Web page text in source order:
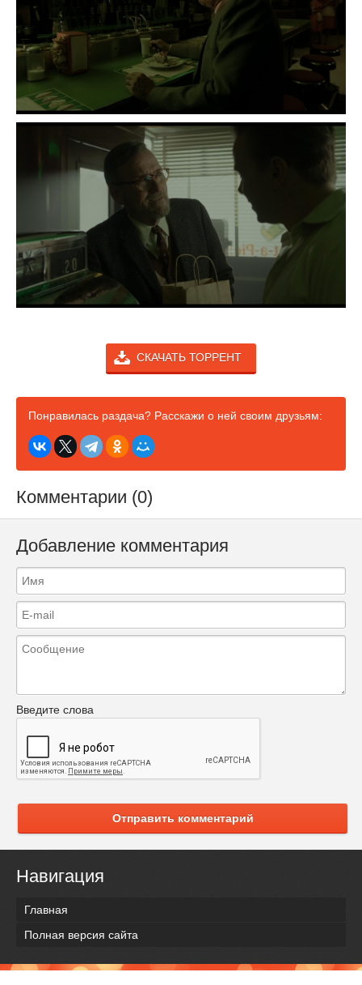
СКАЧАТЬ ТОРРЕНТ
Понравилась раздача? Расскажи о ней своим друзьям:
Комментарии (0)
Добавление комментария
Введите слова
Отправить комментарий
Навигация
Главная
Полная версия сайта